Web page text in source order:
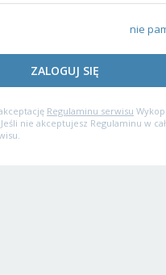
nie
ZALOGUJ SIĘ
Regulaminu serwisu
nie akceptujesz Regulaminu w